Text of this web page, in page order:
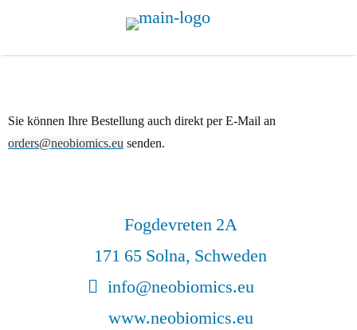
Sie können Ihre Bestellung auch direkt per E-Mail an
orders@neobiomics.eu senden.
Fogdevreten 2A
171 65 Solna, Schweden
info@neobiomics.eu
www.neobiomics.eu